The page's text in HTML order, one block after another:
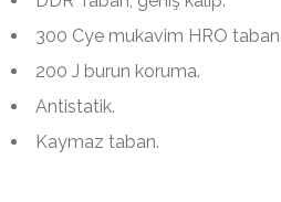
300 Cye mukavim HRO taban
200 J burun koruma.
Antistatik.
Kaymaz taban.